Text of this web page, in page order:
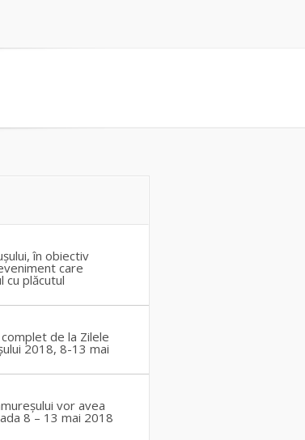
în obiectiv
care
cu plăcutul
de la Zilele
2018, 8-13 mai
vor avea
8 – 13 mai 2018